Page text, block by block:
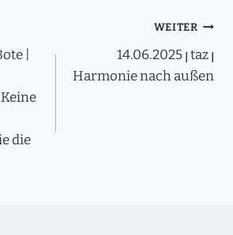
|
die
WEITER
14.06.2025 ꞁ taz ꞁ
Harmonie nach außen